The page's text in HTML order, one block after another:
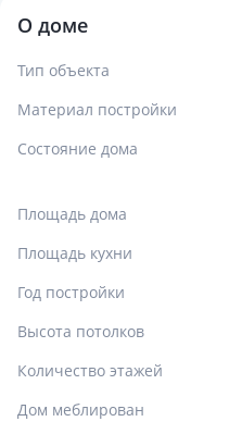
О доме
Тип объекта
Материал постройки
Состояние дома
Площадь дома
Площадь кухни
Год постройки
Высота потолков
Количество этажей
Дом меблирован